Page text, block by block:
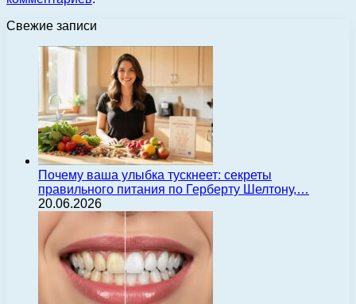
Свежие записи
Почему ваша улыбка тускнеет: секреты
правильного питания по Герберту Шелтону,…
20.06.2026